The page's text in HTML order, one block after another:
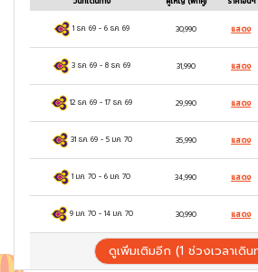
1 ธ.ค. 69 -6 ธ.ค. 69 30,990 แสดง
3 ธ.ค. 69 -8 ธ.ค. 69 31,990 แสดง
12 ธ.ค. 69 -17 ธ.ค. 69 29,990 แสดง
31 ธ.ค. 69- 5 ม.ค. 70 35,990 แสดง
1 ม.ค. 70 -6 ม.ค. 70 34,990 แสดง
9 ม.ค. 70- 14 ม.ค. 70 30,990 แสดง
ดูเพิ่มเติมอีก (1 ช่วงเวลาเดิน